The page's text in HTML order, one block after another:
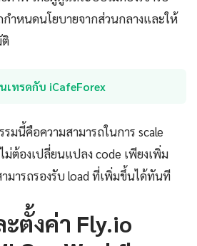
ำหนดนโยบายจากส่วนกลางและให้
เทรดกับ iCafeForex
มนี้คือความสามารถในการ scale
ต้องเปลี่ยนแปลง code เพียงเพิ่ม
มารถรองรับ load ที่เพิ่มขึ้นได้ทันที
ตั้งค่า Fly.io